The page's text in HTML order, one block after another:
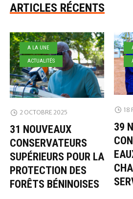
ARTICLES RÉCENTS
A LA UNE
ACTUALITÉS
2 OCTOBRE 2025
31 NOUVEAUX
CONSERVATEURS
SUPÉRIEURS POUR LA
PROTECTION DES
FORÊTS BÉNINOISES
18
39